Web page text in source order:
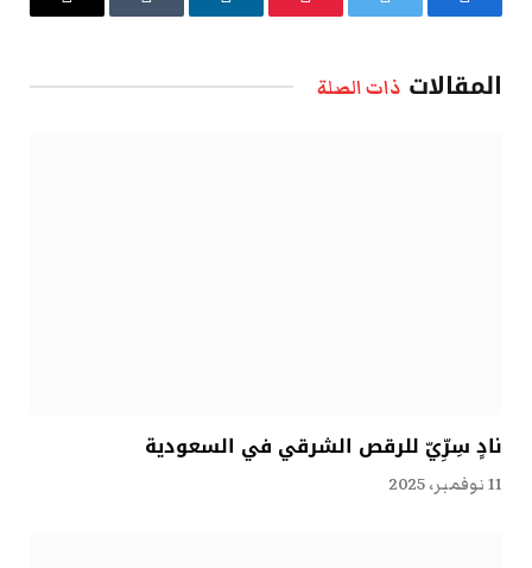
فيسبوك تويتر بينتيريستلينكدإن Tumblr
البريد
المقالات ذات الصلة
نادٍ سِرِّيّ للرقص الشرقي في السعودية
11 نوفمبر، 2025